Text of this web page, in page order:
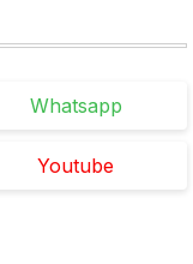
Whatsapp
Youtube